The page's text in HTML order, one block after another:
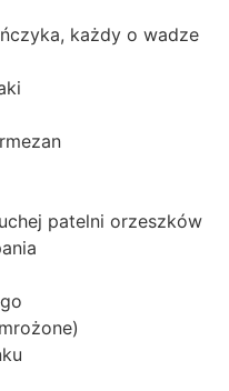
każdy o wadze
patelni orzeszków